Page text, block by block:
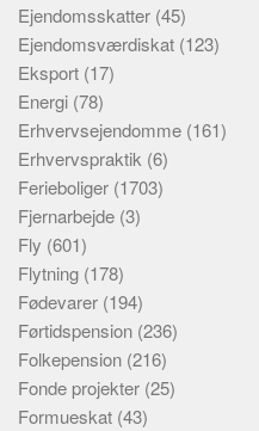
Ejendomsskatter (45)
Ejendomsværdiskat (123)
Eksport (17)
Energi (78)
Erhvervsejendomme (161)
Erhvervspraktik (6)
Ferieboliger (1703)
Fjernarbejde (3)
Fly (601)
Flytning (178)
Fødevarer (194)
Førtidspension (236)
Folkepension (216)
Fonde projekter (25)
Formueskat (43)